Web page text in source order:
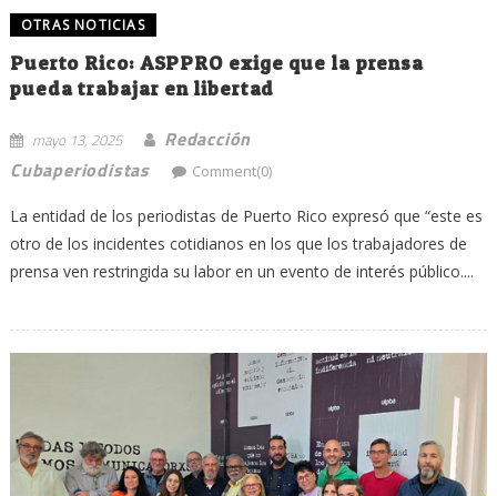
OTRAS NOTICIAS
Puerto Rico: ASPPRO exige que la prensa
pueda trabajar en libertad
mayo 13, 2025
Redacción
Cubaperiodistas
Comment(0)
La entidad de los periodistas de Puerto Rico expresó que “este es
otro de los incidentes cotidianos en los que los trabajadores de
prensa ven restringida su labor en un evento de interés público....